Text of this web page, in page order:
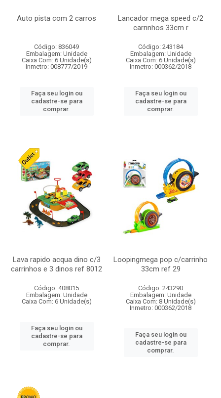
Auto pista com 2 carros
Código: 836049
Embalagem: Unidade
Caixa Com: 6 Unidade(s)
Inmetro: 008777/2019
Faça seu login ou
cadastre-se para
comprar.
Lancador mega speed c/2
carrinhos 33cm r
Código: 243184
Embalagem: Unidade
Caixa Com: 6 Unidade(s)
Inmetro: 000362/2018
Faça seu login ou
cadastre-se para
comprar.
Lava rapido acqua dino c/3
carrinhos e 3 dinos ref 8012
Código: 408015
Embalagem: Unidade
Caixa Com: 6 Unidade(s)
Faça seu login ou
cadastre-se para
comprar.
Loopingmega pop c/carrinho
33cm ref 29
Código: 243290
Embalagem: Unidade
Caixa Com: 8 Unidade(s)
Inmetro: 000362/2018
Faça seu login ou
cadastre-se para
comprar.